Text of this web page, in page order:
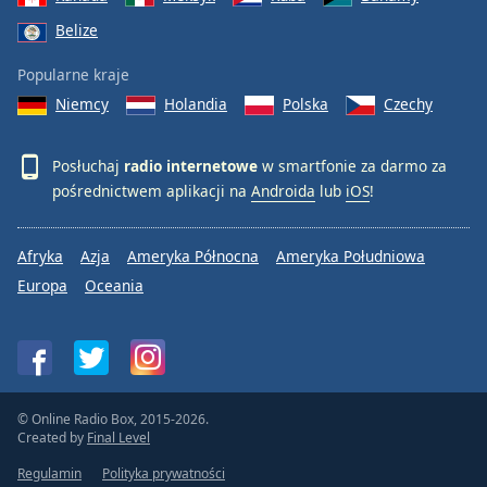
Belize
Popularne kraje
Niemcy
Holandia Polska Czechy
Posłuchaj radio internetowe w smartfonie za darmo za
pośrednictwem aplikacji na Androida lub iOS!
Afryka Azja Ameryka Północna
Ameryka Południowa
Europa
Oceania
© Online Radio Box, 2015-2026.
Created by Final Level
Regulamin
Polityka prywatności